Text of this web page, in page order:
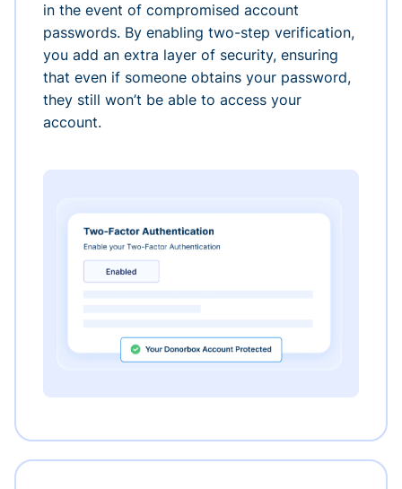
in the event of compromised account
passwords. By enabling two-step verification,
you add an extra layer of security, ensuring
that even if someone obtains your password,
they still won’t be able to access your
account.